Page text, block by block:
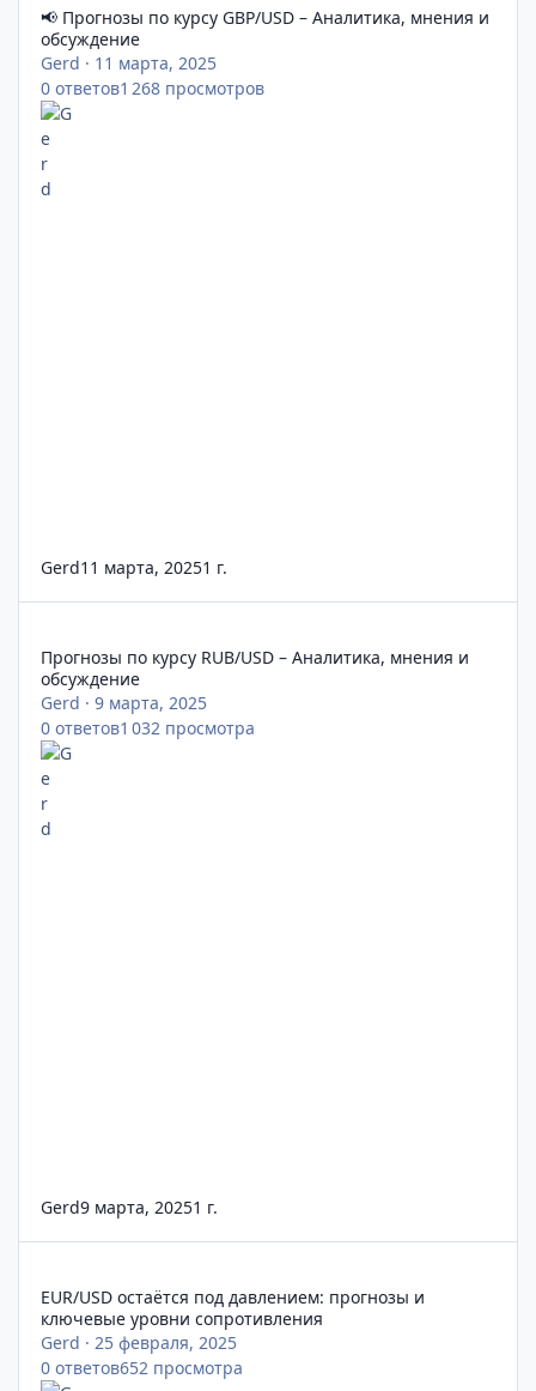
📢 Прогнозы по курсу GBP/USD – Аналитика, мнения и
обсуждение
Gerd · 11 марта, 2025
0 ответов1 268 просмотров
Gerd11 марта, 20251 г.
Прогнозы по курсу RUB/USD – Аналитика, мнения и
обсуждение
Gerd ·9 марта, 2025
0 ответов1 032 просмотра
Gerd9 марта, 20251 г.
EUR/USD остаётся под давлением: прогнозы и
ключевые уровни сопротивления
Gerd · 25 февраля, 2025
0 ответов652 просмотра